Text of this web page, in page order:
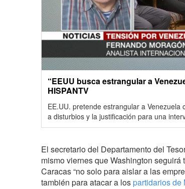
“EEUU busca estrangular a
HISPANTV
EE.UU. pretende estrangular a
a disturbios y la justificación para una
El secretario del Departamento del
mismo viernes que Washington
Caracas “no solo para aislar a las
también para atacar a los partidarios de